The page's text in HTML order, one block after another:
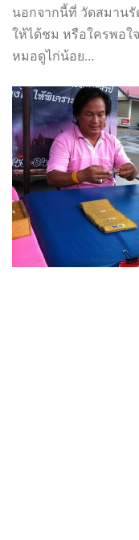
นอกจากนี้ที่ วัดสมาน
ให้ได้ชม หรือใครพอใ
หมอดูไก่น้อย…